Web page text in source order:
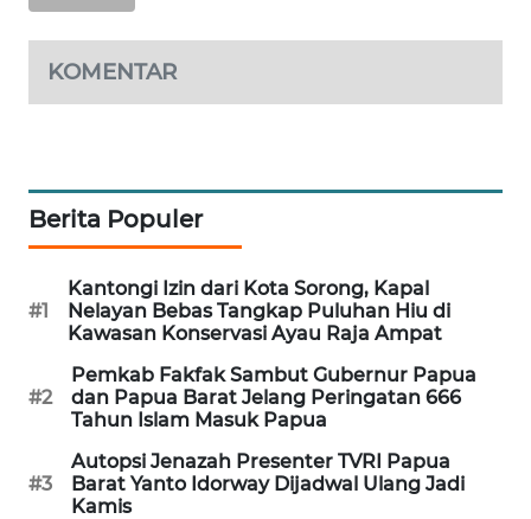
KOMENTAR
Berita Populer
#1
Kantongi Izin dari Kota Sorong, Kapal
Nelayan Bebas Tangkap Puluhan Hiu di
Kawasan Konservasi Ayau Raja Ampat
#2
Pemkab Fakfak Sambut Gubernur Papua
dan Papua Barat Jelang Peringatan 666
Tahun Islam Masuk Papua
#3
Autopsi Jenazah Presenter TVRI Papua
Barat Yanto Idorway Dijadwal Ulang Jadi
Kamis
ENERGI
NEWS
BERKAT
BERAMPU
NEWS
ANUGERAH
NEWS
AKHLAK
ID